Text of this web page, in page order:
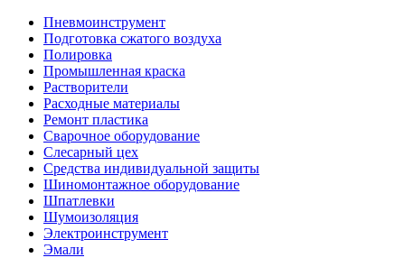
Пневмоинструмент
Подготовка сжатого воздуха
Полировка
Промышленная краска
Растворители
Расходные материалы
Ремонт пластика
Сварочное оборудование
Слесарный цех
Средства индивидуальной защиты
Шиномонтажное оборудование
Шпатлевки
Шумоизоляция
Электроинструмент
Эмали